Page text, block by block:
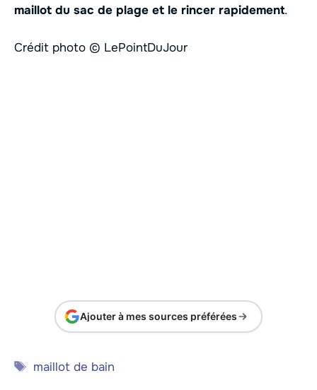
maillot du sac de plage et le rincer rapidement.
Crédit photo © LePointDuJour
Ajouter à mes sources préférées
Étiquettes
maillot de bain